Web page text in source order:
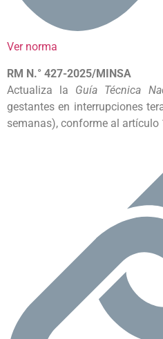
Ver norma
RM N.° 427-2025/MINSA
Actualiza la Guía Técnica
gestantes en interrupciones
semanas), conforme al artículo